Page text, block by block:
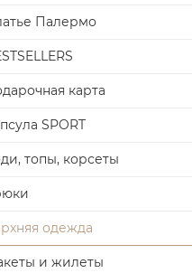
Палермо
карта
SPORT
топы, корсеты
одежда
и жилеты